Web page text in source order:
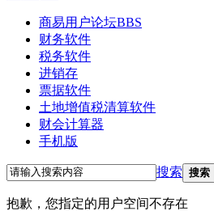
商易用户论坛BBS
财务软件
税务软件
进销存
票据软件
土地增值税清算软件
财会计算器
手机版
搜索 搜索
抱歉，您指定的用户空间不存在